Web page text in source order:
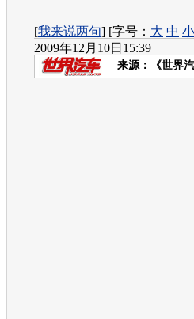
[我来说两句] [字号： 大 中 小
2009年12月10日15:39
来源： 《世界